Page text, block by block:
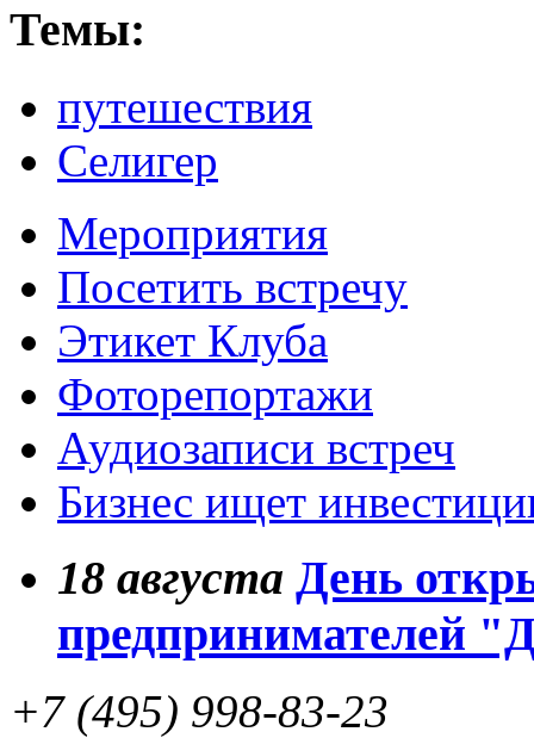
Темы:
путешествия
Селигер
Мероприятия
Посетить встречу
Этикет Клуба
Фоторепортажи
Аудиозаписи встреч
Бизнес ищет
18 августа День
предпринимателей
+7 (495) 998-83-23